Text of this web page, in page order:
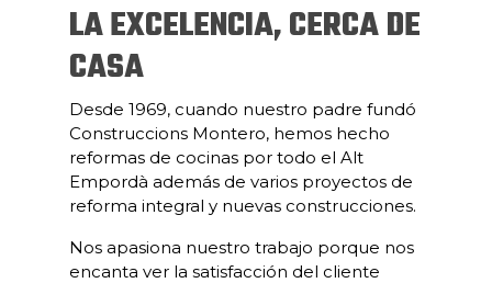
LA EXCELENCIA, CERCA DE
CASA
Desde 1969, cuando nuestro padre fundó
Construccions Montero, hemos hecho
reformas de cocinas por todo el Alt
Empordà además de varios proyectos de
reforma integral y nuevas construcciones.
Nos apasiona nuestro trabajo porque nos
encanta ver la satisfacción del cliente